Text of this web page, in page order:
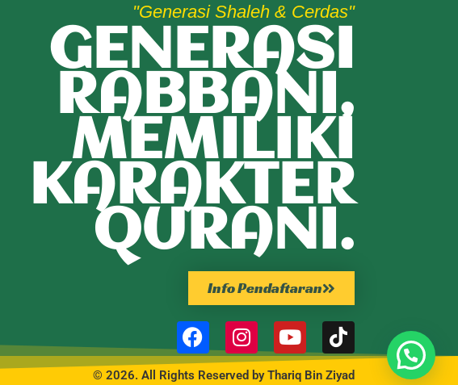
"Generasi Shaleh & Cerdas"
GENERASI
RABBANI,
MEMILIKI
KARAKTER
QURANI.
Info Pendaftaran
© 2026. All Rights Reserved by Thariq Bin Ziyad